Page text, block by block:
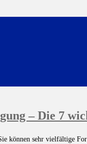
– Die 7
können sehr vielfältige